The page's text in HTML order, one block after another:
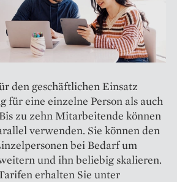
den geschäftlichen Einsatz
für eine einzelne Person als auch
zu zehn Mitarbeitende können
verwenden. Sie können den
bei Bedarf um
und ihn beliebig skalieren.
erhalten Sie unter